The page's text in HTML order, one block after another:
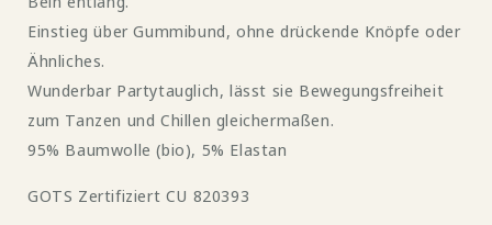
Muster
in
rot
und
blau
von
Lalamour
in
blau
von
Lalamour
Einstieg über Gummibund, ohne drückende Knöpfe oder
Ähnliches.
Wunderbar Partytauglich, lässt sie Bewegungsfreiheit
zum Tanzen und Chillen gleichermaßen.
95% Baumwolle (bio), 5% Elastan
GOTS Zertifiziert CU 820393